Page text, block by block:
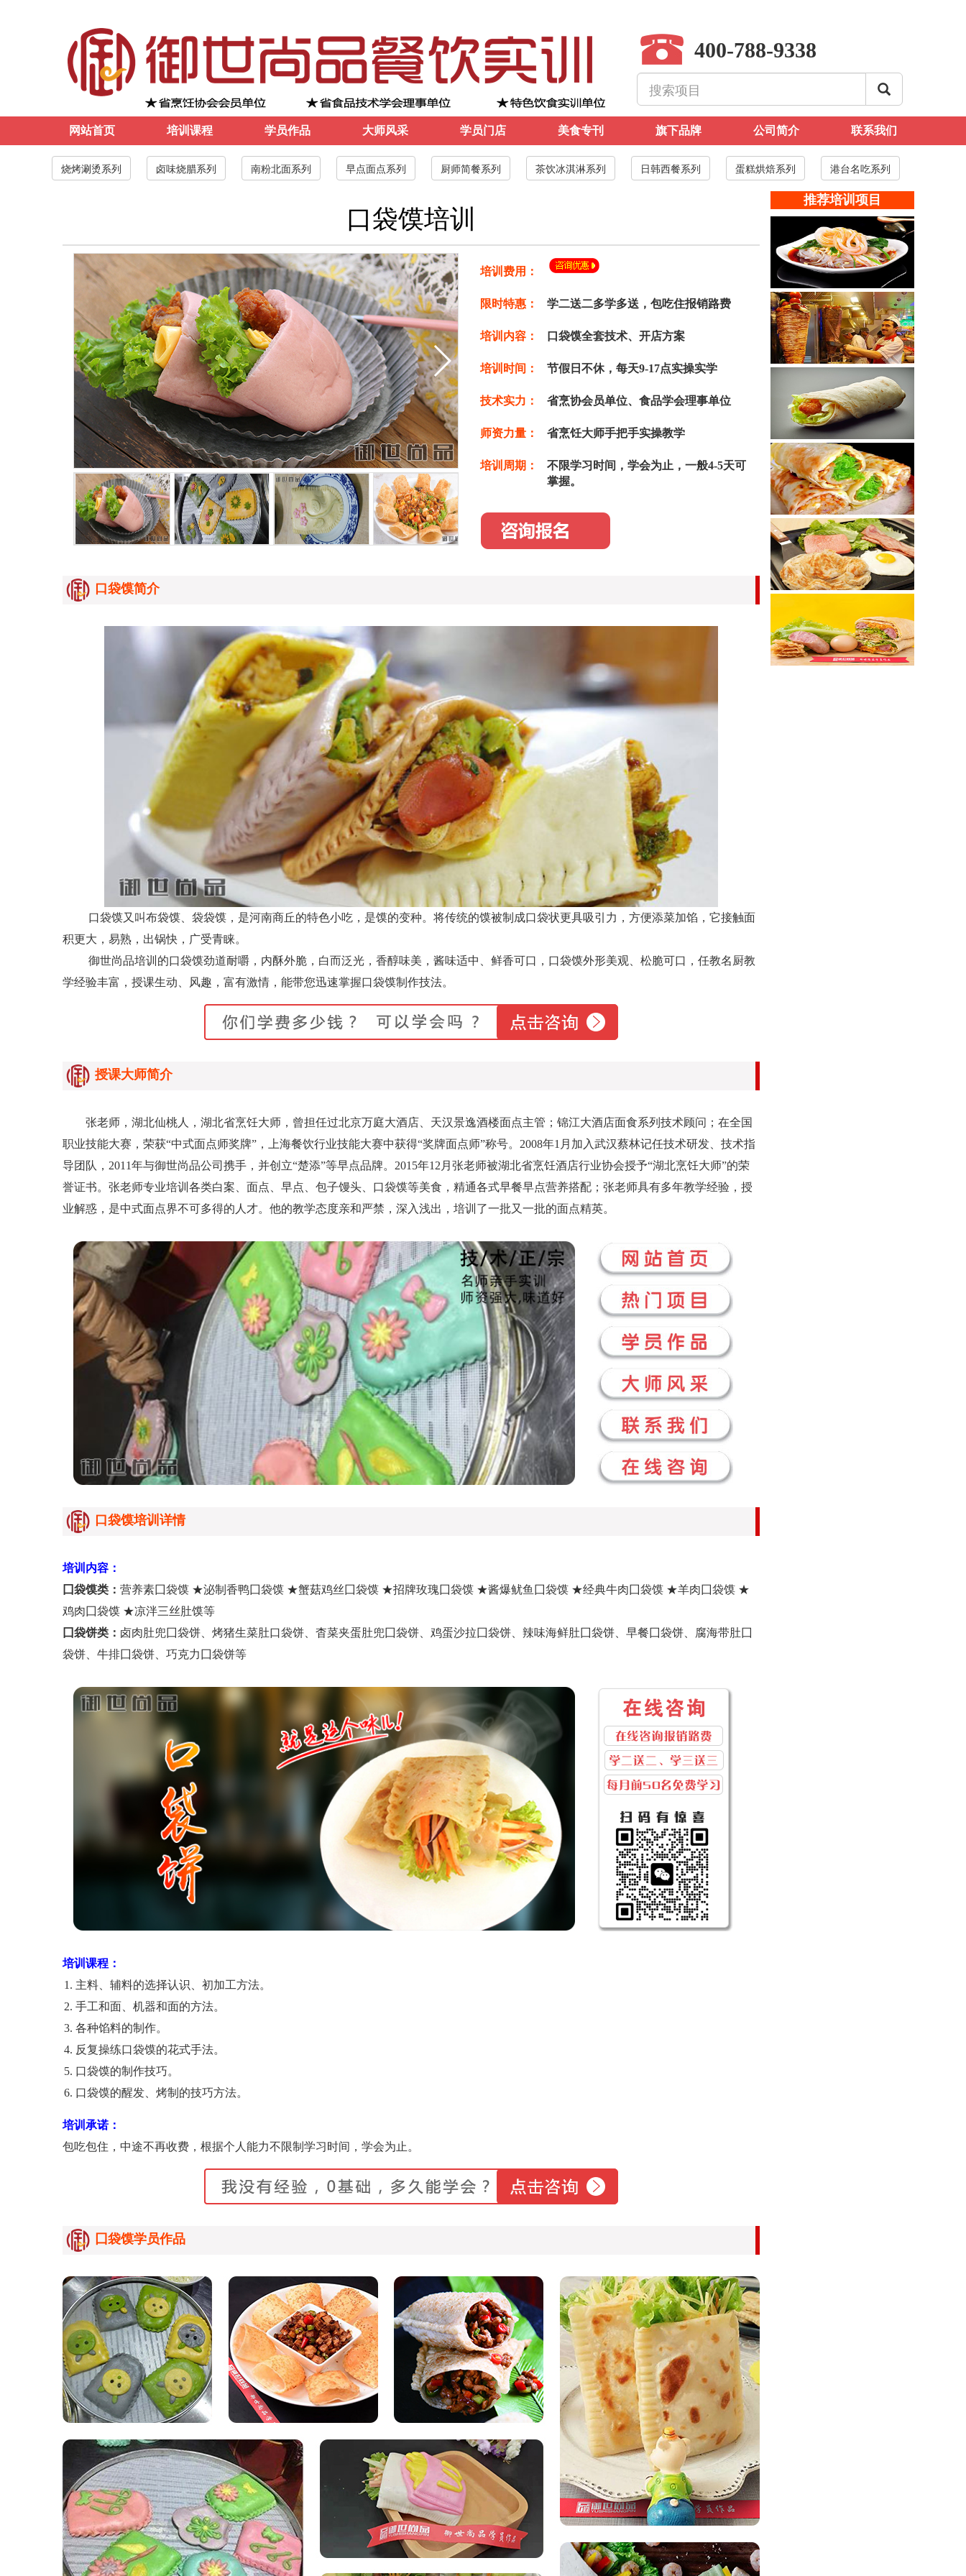
400-788-9338
网站首页 培训课程 学员作品 大师风采 学员门店 美食专刊 旗下品牌 公司简介 联系我们
烧烤涮烫系列 卤味烧腊系列 南粉北面系列 早点面点系列 厨师简餐系列 茶饮冰淇淋系列 日韩西餐系列 蛋糕烘焙系列 港台名吃系列
口袋馍培训
培训费用：
限时特惠： 学二送二多学多送，包吃住报销路费
培训内容： 口袋馍全套技术、开店方案
培训时间： 节假日不休，每天9-17点实操实学
技术实力： 省烹协会员单位、食品学会理事单位
师资力量： 省烹饪大师手把手实操教学
培训周期：
不限学习时间，学会为止，一般4-5天可
掌握。
口袋馍简介
口袋馍又叫布袋馍、袋袋馍，是河南商丘的特色小吃，是馍的变种。将传统的馍被制成口袋状更具吸引力，方便添菜加馅，它接触面
积更大，易熟，出锅快，广受青睐。
御世尚品培训的口袋馍劲道耐嚼，内酥外脆，白而泛光，香醇味美，酱味适中、鲜香可口，口袋馍外形美观、松脆可口，任教名厨教
学经验丰富，授课生动、风趣，富有激情，能带您迅速掌握口袋馍制作技法。
授课大师简介
张老师，湖北仙桃人，湖北省烹饪大师，曾担任过北京万庭大酒店、天汉景逸酒楼面点主管；锦江大酒店面食系列技术顾问；在全国
职业技能大赛，荣获“中式面点师奖牌”，上海餐饮行业技能大赛中获得“奖牌面点师”称号。2008年1月加入武汉蔡林记任技术研发、技术指
导团队，2011年与御世尚品公司携手，并创立“楚添”等早点品牌。2015年12月张老师被湖北省烹饪酒店行业协会授予“湖北烹饪大师”的荣
誉证书。张老师专业培训各类白案、面点、早点、包子馒头、口袋馍等美食，精通各式早餐早点营养搭配；张老师具有多年教学经验，授
业解惑，是中式面点界不可多得的人才。他的教学态度亲和严禁，深入浅出，培训了一批又一批的面点精英。
口袋馍培训详情
培训内容：
囗袋馍类： 营养素囗袋馍 ★泌制香鸭囗袋馍 ★蟹菇鸡丝囗袋馍 ★招牌玫瑰囗袋馍 ★酱爆鱿鱼囗袋馍 ★经典牛肉囗袋馍 ★羊肉囗袋馍 ★
鸡肉囗袋馍 ★凉泮三丝肚馍等
囗袋饼类： 卤肉肚兜囗袋饼、烤猪生菜肚口袋饼、杳菜夹蛋肚兜囗袋饼、鸡蛋沙拉囗袋饼、辣味海鲜肚囗袋饼、早餐囗袋饼、腐海带肚囗
袋饼、牛排囗袋饼、巧克力囗袋饼等
培训课程：
主料、辅料的选择认识、初加工方法。
手工和面、机器和面的方法。
各种馅料的制作。
反复操练口袋馍的花式手法。
口袋馍的制作技巧。
口袋馍的醒发、烤制的技巧方法。
培训承诺：
包吃包住，中途不再收费，根据个人能力不限制学习时间，学会为止。
囗袋馍学员作品
推荐培训项目
西安凉皮凉面培训
卤肉卷饼培训
鸡蛋灌饼培训